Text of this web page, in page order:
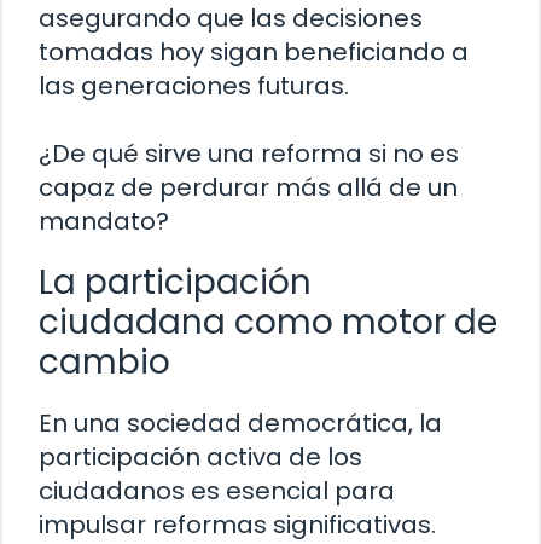
asegurando que las decisiones
tomadas hoy sigan beneficiando a
las generaciones futuras.
¿De qué sirve una reforma si no es
capaz de perdurar más allá de un
mandato?
La participación
ciudadana como motor de
cambio
En una sociedad democrática, la
participación activa de los
ciudadanos es esencial para
impulsar reformas significativas.